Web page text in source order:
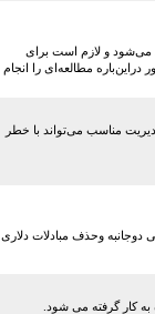
و لازم است برای
مطالعه‌ای را انجام
مناسب می‌تواند با خطر
دوجانبه وحذف مبادلات دلاری
کار گرفته می شود.